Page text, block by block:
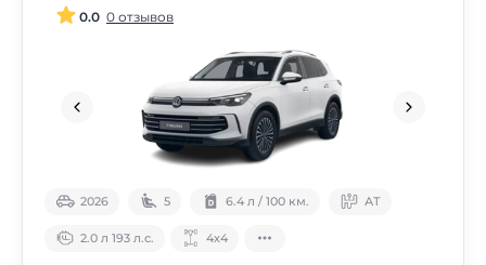
0.0 0 отзывов
2026 5 6.4 л / 100 км. АТ
2.0 л 193 л.с. 4х4